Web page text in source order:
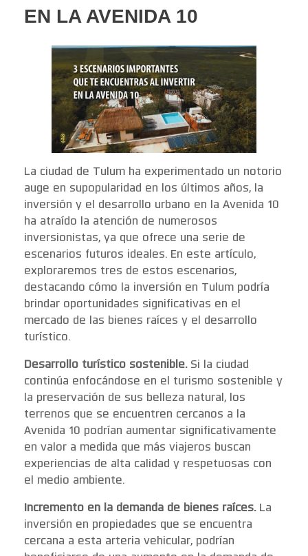
EN LA AVENIDA 10
La ciudad de Tulum ha experimentado un notorio
auge en supopularidad en los últimos años, la
inversión y el desarrollo urbano en la Avenida 10
ha atraído la atención de numerosos
inversionistas, ya que ofrece una serie de
escenarios futuros ideales. En este artículo,
exploraremos tres de estos escenarios,
destacando cómo la inversión en Tulum podría
brindar oportunidades significativas en el
mercado de las bienes raíces y el desarrollo
turístico.
Desarrollo turístico sostenible.Si la ciudad
continúa enfocándose en el turismo sostenible y
la preservación de sus belleza natural, los
terrenos que se encuentren cercanos a la
Avenida 10 podrían aumentar significativamente
en valor a medida que más viajeros buscan
experiencias de alta calidad y respetuosas con
el medio ambiente.
Incremento en la demanda de bienes raíces. La
inversión en propiedades que se encuentra
cercana a esta arteria vehicular, podrían